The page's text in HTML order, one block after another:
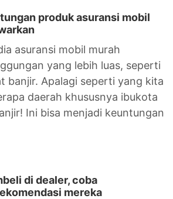
produk asuransi mobil
asuransi mobil murah
yang lebih luas, seperti
banjir. Apalagi seperti yang kita
daerah khususnya ibukota
Ini bisa menjadi keuntungan
di dealer, coba
mereka